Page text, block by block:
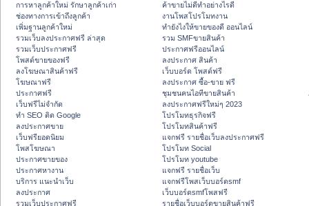
การหาลูกค้าใหม่ รักษาลูกค้าเก่า
ช่องทางการเข้าถึงลูกค้า
เพิ่มฐานลูกค้าใหม่
รวมเว็บลงประกาศฟรี ล่าสุด
รวมเว็บประกาศฟรี
โพสต์ขายของฟรี
ลงโฆษณาสินค้าฟรี
โฆษณาฟรี
ประกาศฟรี
เว็บฟรีไม่จำกัด
ทำ SEO ติด Google
ลงประกาศขาย
เว็บฟรียอดนิยม
โพสโฆษณา
ประกาศขายของ
ประกาศหางาน
บริการ แนะนำเว็บ
ลงประกาศ
รวมเว็บประกาศฟรี
ค้าขายไม่ดีทำอย่างไรดี
งานโพสโปรโมทงาน
ทํายังไงให้ขายของดี ออนไลน์
รวม SMFขายสินค้า
ประกาศฟรีออนไลน์
ลงประกาศ สินค้า
เว็บบอร์ด โพสต์ฟรี
ลงประกาศ ซื้อ-ขาย ฟรี
ชุมชนคนไอทีขายสินค้า
ลงประกาศฟรีใหม่ๆ 2023
โปรโมทธุรกิจฟรี
โปรโมทสินค้าฟรี
แจกฟรี รายชื่อเว็บลงประกาศฟรี
โปรโมท Social
โปรโมท youtube
แจกฟรี รายชื่อเว็บ
แจกฟรีโพสเว็บบอร์ดsmf
เว็บบอร์ดsmfโพสฟรี
รายชื่อเว็บบอร์ดขายสินค้าฟรี